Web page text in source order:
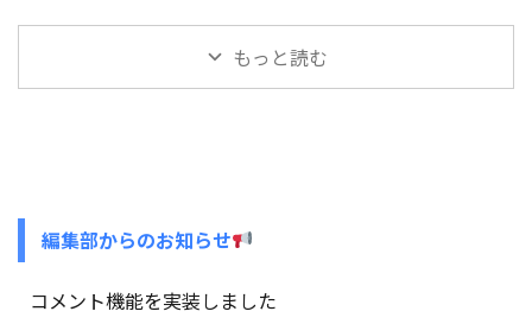
もっと読む
編集部からのお知らせ
コメント機能を実装しました